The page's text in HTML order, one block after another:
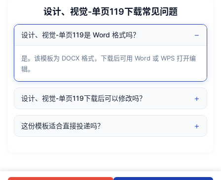
设计、视觉-单页119下载常见问题
设计、视觉-单页119是 Word 格式吗？ −
是。该模板为 DOCX 格式，下载后可用 Word 或 WPS 打开编
辑。
设计、视觉-单页119下载后可以修改吗？ +
这份模板适合直接投递吗？ +